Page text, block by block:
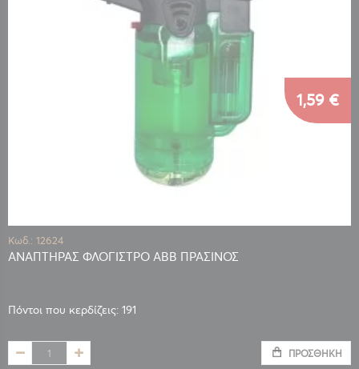
Κωδ.: 12624
ΑΝΑΠΤΗΡΑΣ ΦΛΟΓΙΣΤΡΟ ABB ΠΡΑΣΙΝΟΣ
Πόντοι που κερδίζεις: 191
1,59 €
ΠΡΟΣΘΉΚΗ